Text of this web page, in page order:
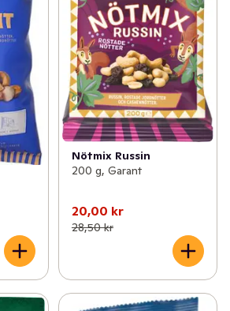
Nötmix Russin
200 g, Garant
20,00 kr
28,50 kr